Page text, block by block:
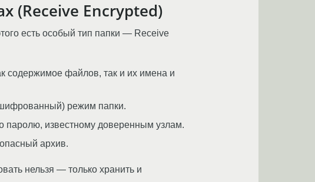
Encrypted)
есть особый тип папки — Receive
содержимое файлов, так и их имена и
режим папки.
известному доверенным узлам.
архив.
нельзя — только хранить и